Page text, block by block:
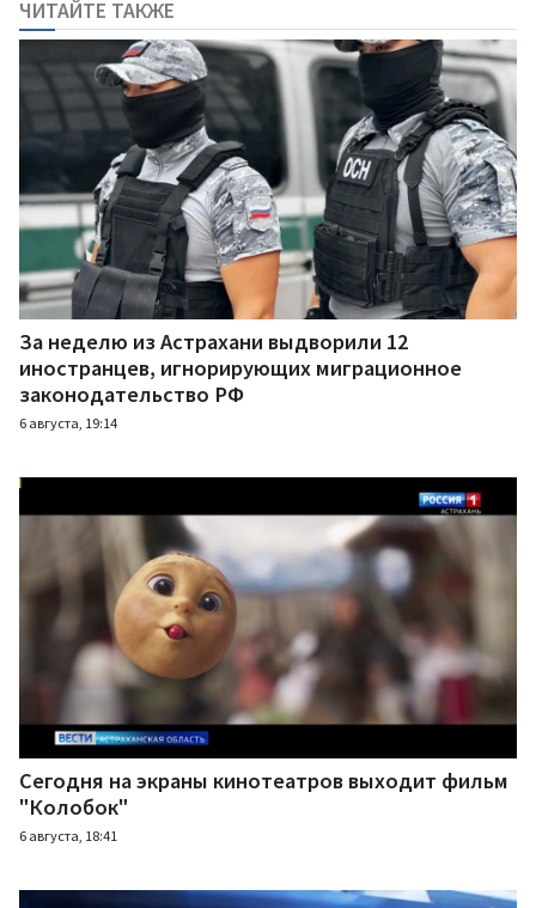
ЧИТАЙТЕ ТАКЖЕ
За неделю из Астрахани выдворили 12
иностранцев, игнорирующих миграционное
законодательство РФ
6 августа, 19:14
Сегодня на экраны кинотеатров выходит фильм
"Колобок"
6 августа, 18:41